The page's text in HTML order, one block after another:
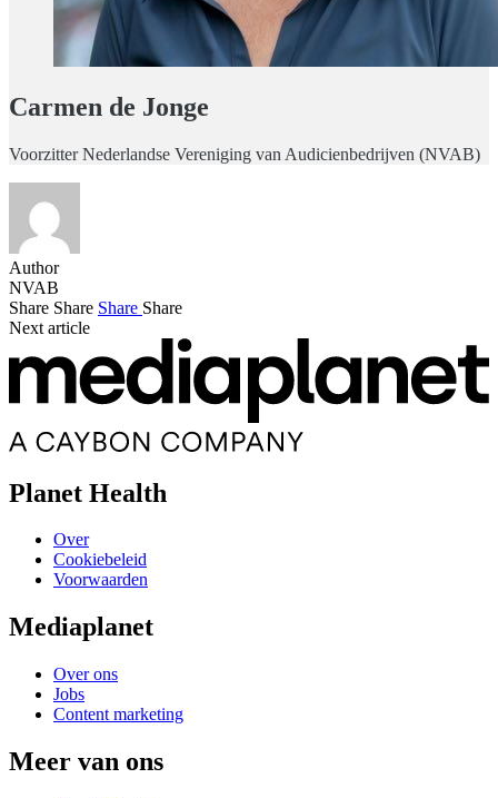
Carmen de Jonge
Voorzitter Nederlandse Vereniging van Audicienbedrijven (NVAB)
Author
NVAB
Share Share Share Share
Next article
Planet Health
Over
Cookiebeleid
Voorwaarden
Mediaplanet
Over ons
Jobs
Content marketing
Meer van ons